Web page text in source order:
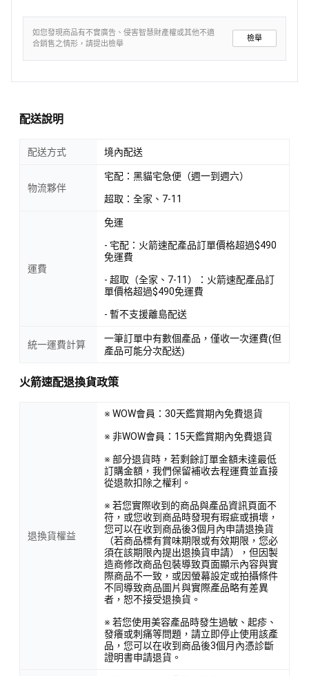
如您發現商品有不實廣告、侵害智慧財產權或其他不適
合銷售之情形，請提出檢舉
檢舉
配送說明
配送方式 境內配送
物流夥伴
宅配：黑貓宅急便（週一到週六）
超取：全家、7-11
運費
免運
- 宅配：火箭速配產品訂單價格超過$490
免運費
- 超取（全家、7-11）：火箭速配產品訂
單價格超過$490免運費
- 暫不支援離島配送
統一運費計算
一筆訂單中有數個產品，僅收一次運費(但
產品可能分次配送)
火箭速配退換貨政策
退換貨權益
※ WOW會員：30天鑑賞期內免費退貨
※ 非WOW會員：15天鑑賞期內免費退貨
※ 部分退貨時，若剩餘訂單金額未達最低
訂購金額，我們保留補收去程運費並直接
從退款扣除之權利。
※ 若您實際收到的商品與產品資訊頁面不
符，或您收到商品時發現有瑕疵或損壞，
您可以在收到商品後3個月內申請退換貨
（若商品標有賞味期限或有效期限，您必
須在該期限內提出退換貨申請），但因製
造商修改商品包裝導致頁面顯示內容與實
際商品不一致，或因螢幕設定或拍攝條件
不同導致商品圖片與實際產品略有差異
者，恕不接受退換貨。
※ 若您使用美容產品時發生過敏、起疹、
發癢或刺痛等問題，請立即停止使用該產
品，您可以在收到商品後3個月內憑診斷
證明書申請退貨。